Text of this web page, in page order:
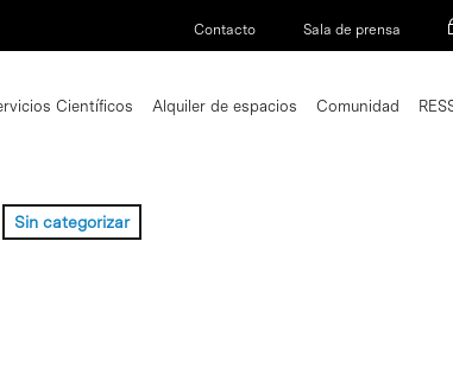
Contacto Sala de prensa
Científicos Alquiler de espacios Comunidad
Sin categorizar